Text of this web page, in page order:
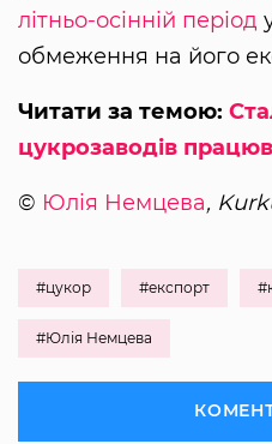
літньо-осінній період
обмеження на його
Читати за темою:
цукрозаводів
© Юлія Немцева,
#цукор #експорт
#Юлія Немцева